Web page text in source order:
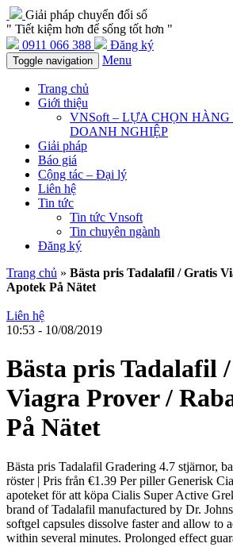
Giải pháp chuyển đổi số
" Tiết kiệm hơn để sống tốt hơn "
0911 066 388
Đăng ký
Toggle navigation Menu
Trang chủ
Giới thiệu
VNSoft – LỰA CHỌN
DOANH NGHIỆP
Giải pháp
Báo giá
Cộng tác – Đại lý
Liên hệ
Tin tức
Tin tức Vnsoft
Tin chuyên ngành
Đăng ký
Trang chủ » Bästa pris Tadalafil / Gratis
Apotek På Nätet
Liên hệ
10:53 - 10/08/2019
Bästa pris Tadalafil
Viagra Prover /
På Nätet
Bästa pris Tadalafil Gradering 4.7 stjärnor,
röster | Pris från €1.39 Per piller Generisk
apoteket för att köpa Cialis Super Active
brand of Tadalafil manufactured by Dr.
softgel capsules dissolve faster and allow to
within several minutes. Prolonged effect